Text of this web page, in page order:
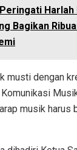
Peringati
Bagikan
musti dengan
musik harus